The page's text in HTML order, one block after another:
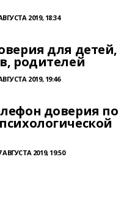
2019, 18:34
для детей,
родителей
2019, 19:46
доверия по
АВГУСТА 2019, 19:50